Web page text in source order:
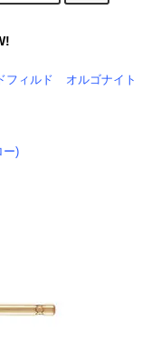
フィルド オルゴナイト
ー)